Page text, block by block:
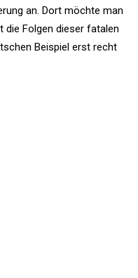
an. Dort möchte man
die Folgen dieser fatalen
Beispiel erst recht